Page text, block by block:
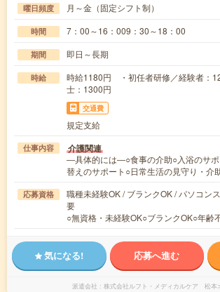
曜日頻度 月～金（固定シフト制）
時間 7：00～16：009：30～18：00
期間 即日～長期
時給
時給1180円 ・初任者研修／経験者：
士：1300円
交通費
規定支給
仕事内容 介護関連
―具体的には―○食事の介助○入浴のサ
替えのサポート○日常生活の見守り・介
応募資格
職種未経験OK / ブランクOK / パソコン
要
○無資格・未経験OK○ブランクOK○年齢
気になる! 応募へ進む
派遣会社 株式会社ルフト・メディカルケア 松本